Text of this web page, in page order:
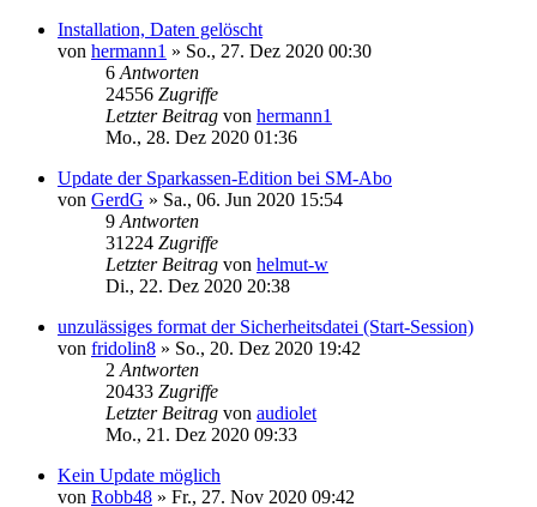
Installation, Daten gelöscht
von hermann1 » So., 27. Dez 2020 00:30
6 Antworten
24556 Zugriffe
Letzter Beitrag von hermann1
Mo., 28. Dez 2020 01:36
Update der Sparkassen-Edition bei SM-Abo
von GerdG » Sa., 06. Jun 2020 15:54
9 Antworten
31224 Zugriffe
Letzter Beitrag von helmut-w
Di., 22. Dez 2020 20:38
unzulässiges format der Sicherheitsdatei (Start-Session)
von fridolin8 » So., 20. Dez 2020 19:42
2 Antworten
20433 Zugriffe
Letzter Beitrag von audiolet
Mo., 21. Dez 2020 09:33
Kein Update möglich
von Robb48 » Fr., 27. Nov 2020 09:42